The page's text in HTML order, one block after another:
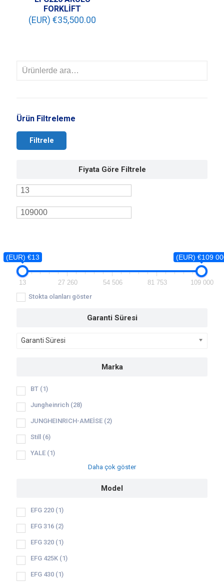
FORKLİFT
(EUR) €35,500.00
Ürün Filtreleme
Filtrele
Fiyata Göre Filtrele
(EUR) €13 (EUR) €109
13 27 260 54 506 81 753
109 000
Stokta olanları göster
Garanti Süresi
Garanti Süresi
Marka
BT (1)
Jungheinrich (28)
JUNGHEINRICH-AMEİSE (2)
Still (6)
YALE (1)
Daha çok göster
Model
EFG 220 (1)
EFG 316 (2)
EFG 320 (1)
EFG 425K (1)
EFG 430 (1)